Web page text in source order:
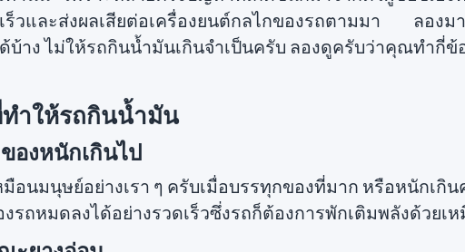
ร็วและส่งผลเสียต่อเครื่องยนต์กลไกของรถตามมา ลองมา
บ้าง ไม่ให้รถกินน้ำมันเกินจำเป็นครับ ลองดูครับว่าคุณทำกี่ข้
ทำให้รถกินน้ำมัน
องหนักเกินไป
อนมนุษย์อย่างเรา ๆ ครับเมื่อบรรทุกของที่มาก หรือหนักเกิ
รถหมดลงได้อย่างรวดเร็วซึ่งรถก็ต้องการพักเติมพลังด้วยเ